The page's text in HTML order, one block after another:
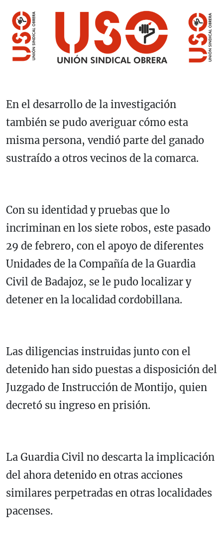
En el desarrollo de la investigación
también se pudo averiguar cómo esta
misma persona, vendió parte del ganado
sustraído a otros vecinos de la comarca.
Con su identidad y pruebas que lo
incriminan en los siete robos, este pasado
29 de febrero, con el apoyo de diferentes
Unidades de la Compañía de la Guardia
Civil de Badajoz, se le pudo localizar y
detener en la localidad cordobillana.
Las diligencias instruidas junto con el
detenido han sido puestas a disposición del
Juzgado de Instrucción de Montijo, quien
decretó su ingreso en prisión.
La Guardia Civil no descarta la implicación
del ahora detenido en otras acciones
similares perpetradas en otras localidades
pacenses.